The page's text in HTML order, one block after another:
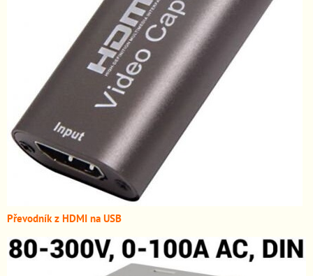
Převodník z HDMI na USB